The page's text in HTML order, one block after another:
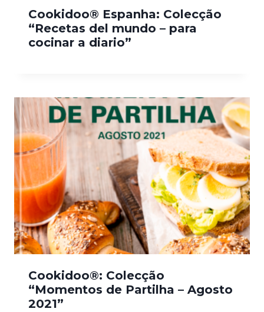
Cookidoo® Espanha: Colecção
“Recetas del mundo – para
cocinar a diario”
Cookidoo®: Colecção
“Momentos de Partilha – Agosto
2021”